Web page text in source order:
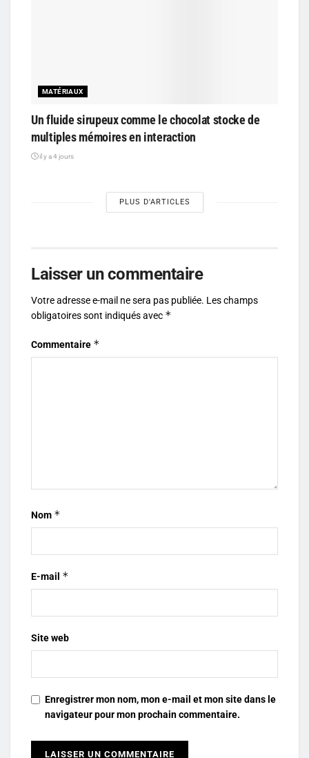
MATÉRIAUX
Un fluide sirupeux comme le chocolat stocke de
multiples mémoires en interaction
il y a 4 jours
PLUS D'ARTICLES
Laisser un commentaire
Votre adresse e-mail ne sera pas publiée. Les champs
obligatoires sont indiqués avec *
Commentaire *
Nom *
E-mail *
Site web
Enregistrer mon nom, mon e-mail et mon site dans le
navigateur pour mon prochain commentaire.